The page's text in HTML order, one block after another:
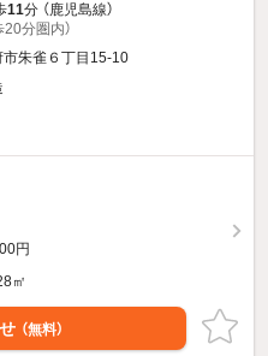
11分 （鹿児島線）
分圏内）
朱雀６丁目15-10
円
㎡
（無料）